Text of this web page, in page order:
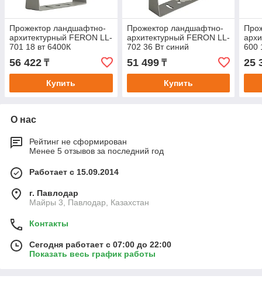
Прожектор ландшафтно-
архитектурный FERON LL-
701 18 вт 6400К
56 422 ₸
Купить
Прожектор ландшафтно-
архитектурный FERON LL-
702 36 Вт синий
51 499₸
Купить
600
25
О нас
Рейтинг не сформирован
Менее 5 отзывов за последний год
Работает с 15.09.2014
г. Павлодар
Майры 3, Павлодар, Казахстан
Контакты
Сегодня работает с 07:00 до 22:00
Показать весь график работы